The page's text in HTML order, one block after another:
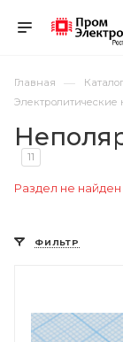
Главная — Каталог
Электролитические
11
Раздел не найден
ФИЛЬТР